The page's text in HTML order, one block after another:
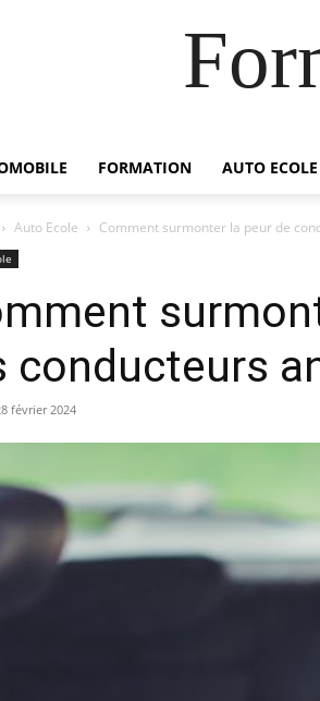
FORMATION AUTO ECOLE
Auto Ecole Comment surmonter la peur de
conducteurs
février 2024